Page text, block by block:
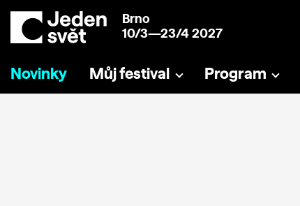
Brno
10/3—23/4 2027
Novinky Můj festival Program